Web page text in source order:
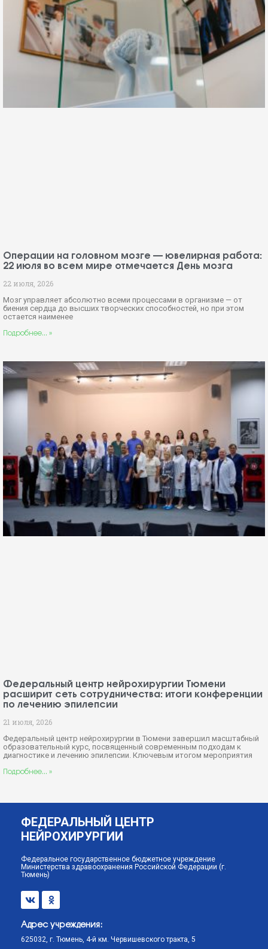
Операции на головном мозге — ювелирная работа:
22 июля во всем мире отмечается День мозга
22 июля, 2026
Мозг управляет абсолютно всеми процессами в организме — от
биения сердца до высших творческих способностей, но при этом
остается наименее
Подробнее... »
Федеральный центр нейрохирургии Тюмени
расширит сеть сотрудничества: итоги конференции
по лечению эпилепсии
21 июля, 2026
Федеральный центр нейрохирургии в Тюмени завершил масштабный
образовательный курс, посвященный современным подходам к
диагностике и лечению эпилепсии. Ключевым итогом мероприятия
Подробнее... »
ФЕДЕРАЛЬНЫЙ ЦЕНТР
НЕЙРОХИРУРГИИ
Федеральное государственное бюджетное учреждение
Министерства здравоохранения Российской Федерации (г.
Тюмень)
Адрес учреждения:
625032, г. Тюмень, 4-й км. Червишевского тракта, 5